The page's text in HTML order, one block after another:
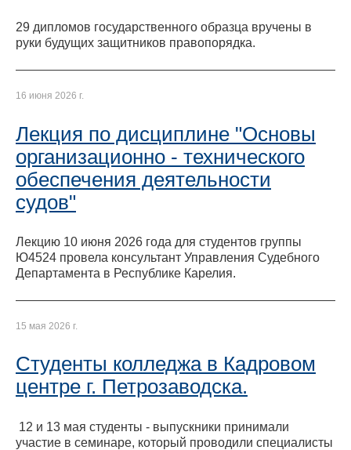
29 дипломов государственного образца вручены в
руки будущих защитников правопорядка.
16 июня 2026 г.
Лекция по дисциплине "Основы
организационно - технического
обеспечения деятельности
судов"
Лекцию 10 июня 2026 года для студентов группы
Ю4524 провела консультант Управления Судебного
Департамента в Республике Карелия.
15 мая 2026 г.
Студенты колледжа в Кадровом
центре г. Петрозаводска.
12 и 13 мая студенты - выпускники принимали
участие в семинаре, который проводили специалисты